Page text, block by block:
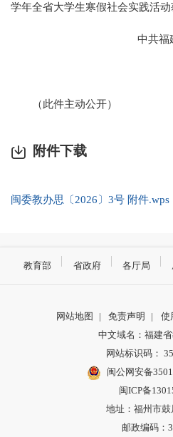
学年全省大学生寒假社会实践活
中共福建
（此件主动公开）
附件下载
闽委教办思〔2026〕3号 附件.wps
教育部 省政府 各厅局
网站地图 | 免责声明 | 使
中文域名：福建
网站标识码：
闽公网安备
闽ICP备
地址：福州市鼓
邮政编码：